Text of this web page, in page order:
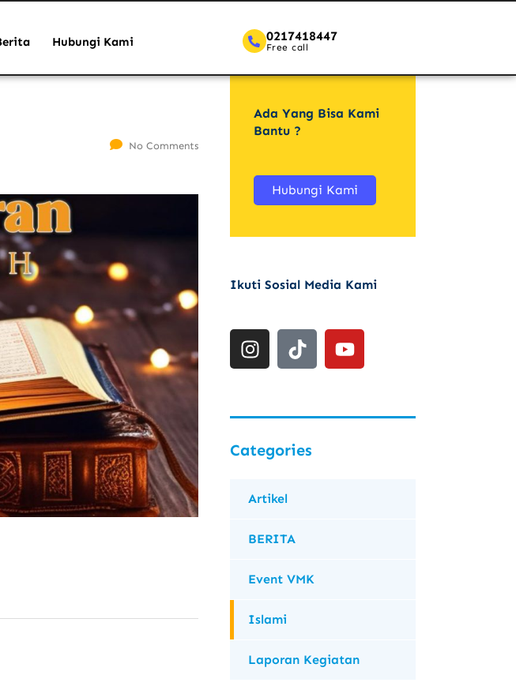
Hubungi Kami 0217418447
Free call
No Comments
Ada Yang Bisa Kami
Bantu ?
Hubungi Kami
Ikuti Sosial Media Kami
Categories
Artikel
BERITA
Event VMK
Islami
Laporan Kegiatan